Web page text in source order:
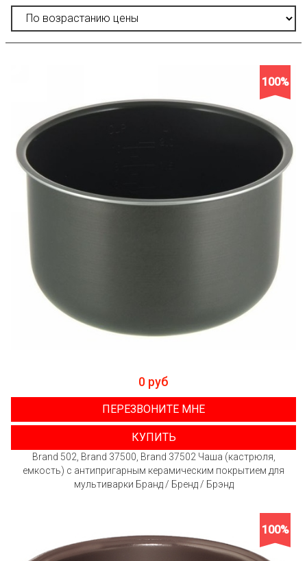
100%
0 руб
ПЕРЕЗВОНИТЕ МНЕ
КУПИТЬ
Brand 502, Brand 37500, Brand 37502 Чаша (кастрюля,
емкость) с антипригарным керамическим покрытием для
мультиварки Бранд / Бренд / Брэнд
100%